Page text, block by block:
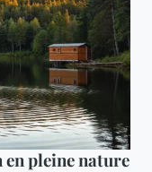
pleine nature